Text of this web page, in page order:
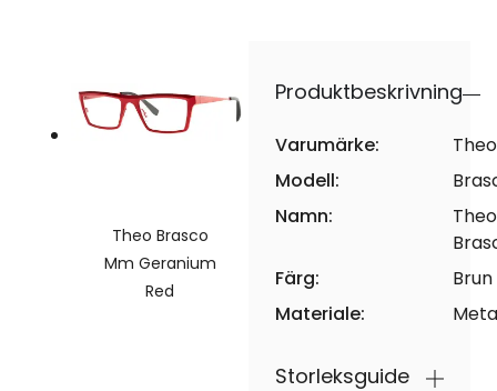
Theo Brasco
Mm Geranium
Red
Produktbeskrivning
Varumärke:
Theo
Modell:
Namn:
Theo
Färg:
Brun
Materiale:
Storleksguide